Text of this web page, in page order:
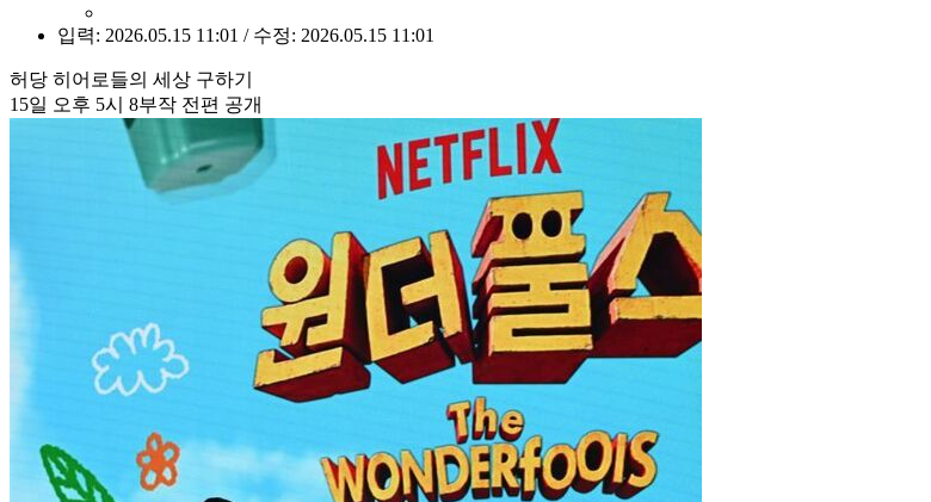
입력: 2026.05.15 11:01 / 수정: 2026.05.15 11:01
허당 히어로들의 세상 구하기
15일 오후 5시 8부작 전편 공개